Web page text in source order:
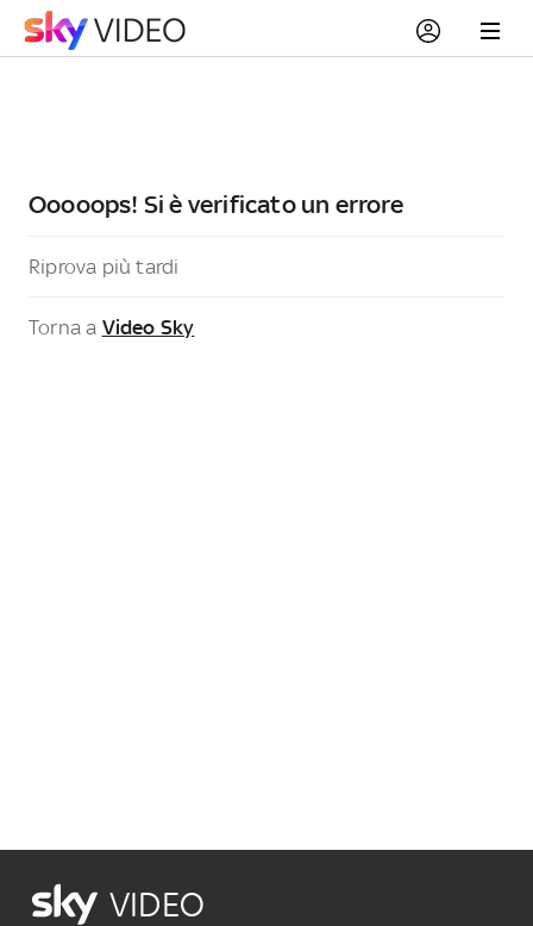
Ooooops! Si è verificato un errore
Riprova più tardi
Torna a Video Sky
VIDEO